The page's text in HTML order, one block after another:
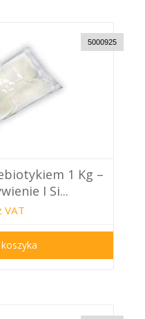
5000925
1 Kg –
I Si...
VAT